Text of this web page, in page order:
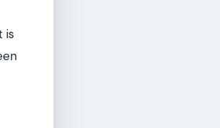
is